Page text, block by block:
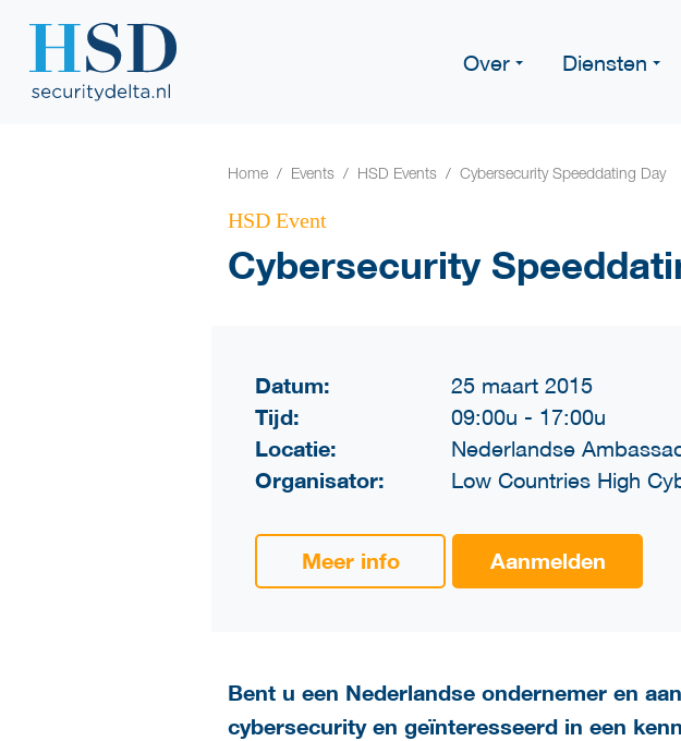
Over Diensten
Home Events HSD Events Cybersecurity Speeddating Day
HSD Event
Cybersecurity
Datum: 25 maart 2015
Tijd: 09:00u - 17:00u
Locatie: Nederlandse
Organisator: Low Countries High
Meer info Aanmelden
Bent u een Nederlandse ondernemer en
cybersecurity en geïnteresseerd in een